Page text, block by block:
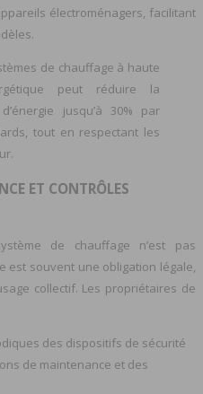
électroménagers, facilitant
de chauffage à haute
peut réduire la
jusqu’à 30% par
tout en respectant les
ET CONTRÔLES
de chauffage n’est pas
est souvent une obligation légale,
collectif. Les propriétaires de
des dispositifs de sécurité
de maintenance et des